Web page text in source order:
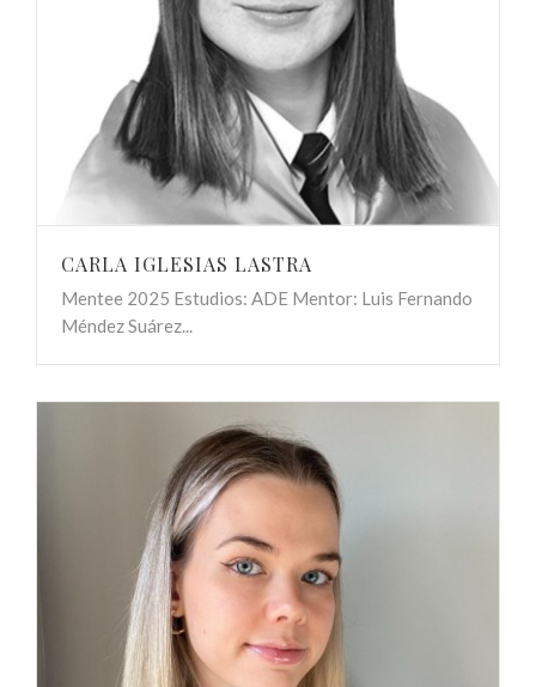
CARLA IGLESIAS LASTRA
Mentee 2025 Estudios: ADE Mentor: Luis Fernando
Méndez Suárez...